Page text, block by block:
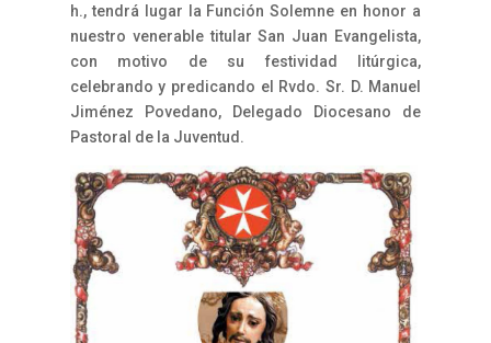
h., tendrá lugar la Función Solemne en honor a
nuestro venerable titular San Juan Evangelista,
con motivo de su festividad litúrgica,
celebrando y predicando el Rvdo. Sr. D. Manuel
Jiménez Povedano, Delegado Diocesano de
Pastoral de la Juventud.